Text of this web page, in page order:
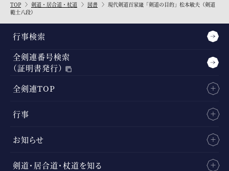
TOP 剣道・居合道・杖道 図書
現代剣道百家箴「剣道の目的」松本敏夫（剣道
範士八段）
行事検索
全剣連番号検索
（証明書発行）
全剣連TOP
行事
お知らせ
剣道・居合道・杖道を知る